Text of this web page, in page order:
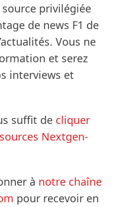
privilégiée
de news F1 de
Vous ne
et serez
interviews et
suffit de cliquer
Nextgen-
à notre chaîne
pour recevoir en